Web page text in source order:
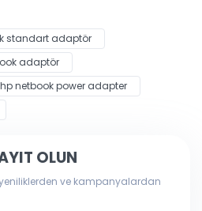
standart adaptör
adaptör
hp netbook power adapter
OLUN
ve kampanyalardan